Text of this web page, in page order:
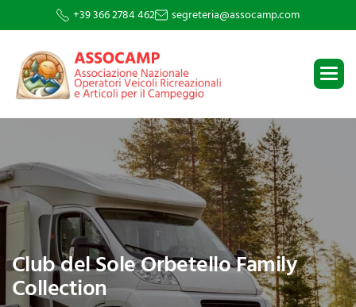
+39 366 2784 462 segreteria@assocamp.com
Club del Sole Orbetello Family
Collection